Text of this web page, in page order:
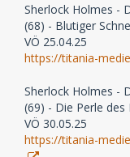
Sherlock Holmes -
(68) - Blutiger
VÖ 25.04.25
https://titania-
Sherlock Holmes -
(69) - Die Perle des
VÖ 30.05.25
https://titania-